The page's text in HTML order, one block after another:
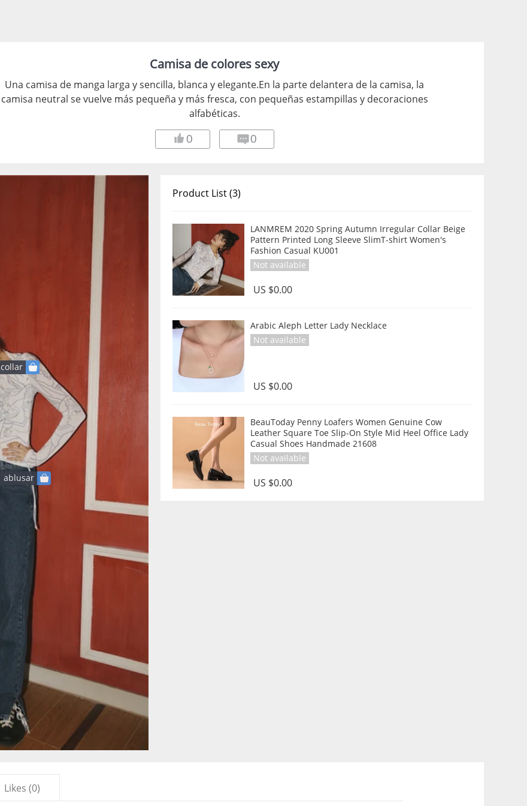
Camisa de colores sexy
Una camisa de manga larga y sencilla, blanca y elegante.En la parte delantera de la camisa, la
camisa neutral se vuelve más pequeña y más fresca, con pequeñas estampillas y decoraciones
alfabéticas.
0 0
Product List (3)
LANMREM 2020 Spring Autumn Irregular Collar Beige
Pattern Printed Long Sleeve SlimT-shirt Women's
Fashion Casual KU001
Not available
US $0.00
Arabic Aleph Letter Lady Necklace
Not available
US $0.00
BeauToday Penny Loafers Women Genuine Cow
Leather Square Toe Slip-On Style Mid Heel Office Lady
Casual Shoes Handmade 21608
Not available
US $0.00
ablusar
collar
Likes (0)